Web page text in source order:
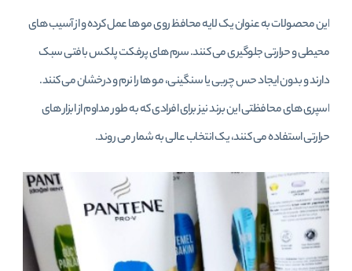
این محصولات به‌ عنوان یک لایه محافظ روی مو ها عمل کرده و از آسیب‌ های
محیطی و حرارتی جلوگیری می‌ کنند. سرم‌ های پرفکت پلکس بافتی سبک
دارند و بدون ایجاد حس چربی یا سنگینی، مو ها را نرم و درخشان می‌ کنند.
اسپری‌ های محافظتی این برند نیز برای افرادی که به‌ طور مداوم از ابزار های
حرارتی استفاده می‌ کنند، یک انتخاب عالی به شمار می‌ روند.